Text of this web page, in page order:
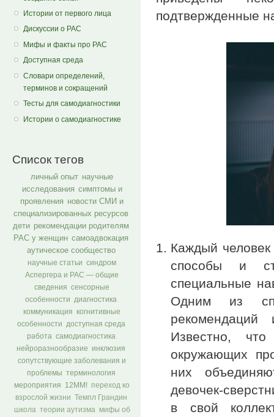
Истории от первого лица
Дискуссии о РАС
Мифы и факты про РАС
Доступная среда
Словари определений,
терминов и сокращений
Тесты для самодиагностики
Истории о самодиагностике
Список тегов
личный опыт научные
исследования симптомы и
проявления новости СМИ и
специализированных ресурсов
дети рекомендации родителям
РАС у женщин самоадвокация
аутическое сообщество
научные статьи синдром
Аспергера и РАС — общие
сведения сенсорные
особенности диагностика
коммуникация когнитивные
особенности доступная среда
работа самодиагностика
нейроразнообразие инклюзия
сопутствующие заболевания и
проблемы терминология
мероприятия 12ММ! переход ко
взрослой жизни
Темпл Грандин
школа теории аутизма
мифы об
подтвержденные
Каждый
способы и
специальные
Одним из
Известно,
окружающих
них
девочек-
в свой